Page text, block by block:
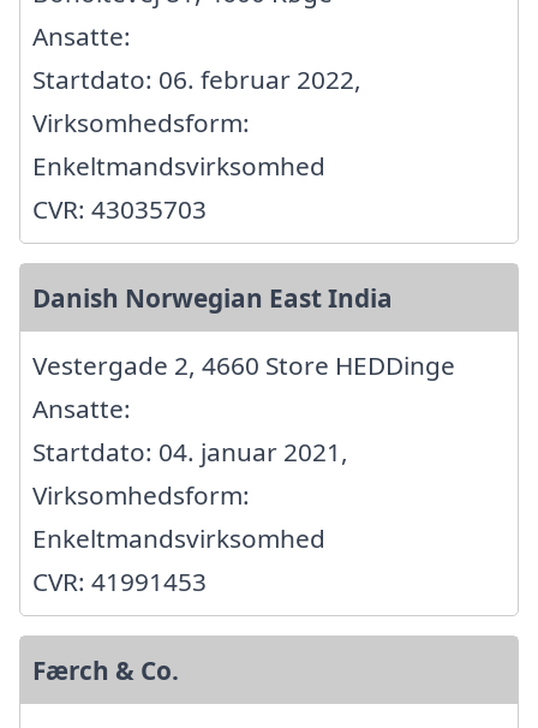
Ansatte:
Startdato: 06. februar 2022,
Virksomhedsform:
Enkeltmandsvirksomhed
CVR: 43035703
Danish Norwegian East India
Vestergade 2, 4660 Store HEDDinge
Ansatte:
Startdato: 04. januar 2021,
Virksomhedsform:
Enkeltmandsvirksomhed
CVR: 41991453
Færch & Co.